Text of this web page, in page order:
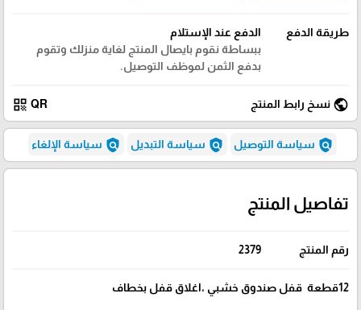
طريقة الدفع
الدفع عند الإستلام
ببساطة نقوم بايصال المنتج لغاية منزلك وتقوم
بدفع الثمن لموظف التوصيل.
public نسخ رابط المنتج QR
qr_code
policy سياسة التوصيل policy سياسة التبديل policy سياسة الإلغاء
تفاصيل المنتج
رقم المنتج 2379
12قطعة قفل صندوق خشبي ،اغلاق قفل بخطاف